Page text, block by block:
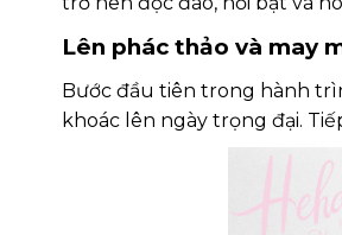
Lên phác thảo và may
Bước đầu tiên trong hành
khoác lên ngày trọng đại.